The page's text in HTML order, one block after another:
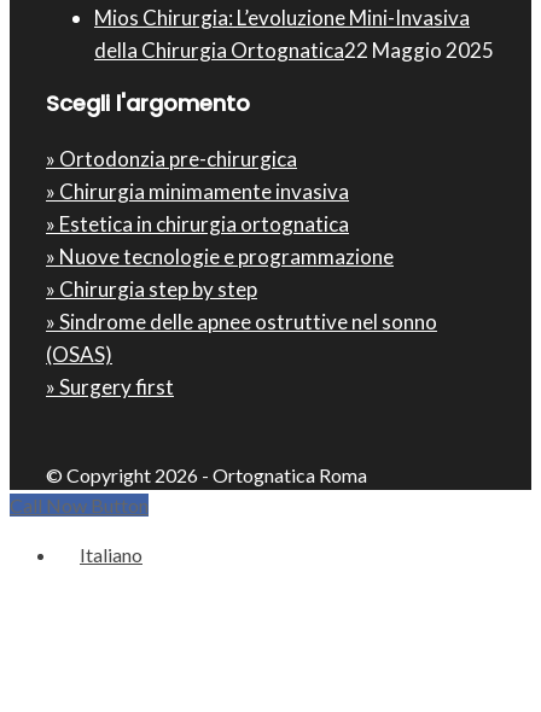
Mios Chirurgia : L’evoluzione Mini-Invasiva
della Chirurgia Ortognatica22 Maggio 2025
Scegli l'argomento
» Ortodonzia pre-chirurgica
» Chirurgia minimamente invasiva
» Estetica in chirurgia ortognatica
» Nuove tecnologie e programmazione
» Chirurgia step by step
» Sindrome delle apnee ostruttive nel sonno
(OSAS)
» Surgery first
© Copyright 2026 - Ortognatica Roma
Call Now Button
Italiano